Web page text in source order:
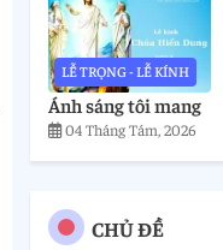
LỄ TRỌNG - LỄ KÍNH
Ánh sáng tôi mang
04 Tháng Tám, 2026
CHỦ ĐỀ